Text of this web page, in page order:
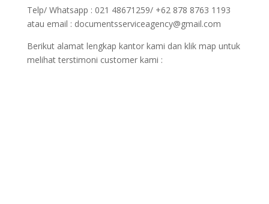
Telp/ Whatsapp : 021 48671259/ +62 878 8763 1193
atau email : documentsserviceagency@gmail.com
Berikut alamat lengkap kantor kami dan klik map untuk
melihat terstimoni customer kami :